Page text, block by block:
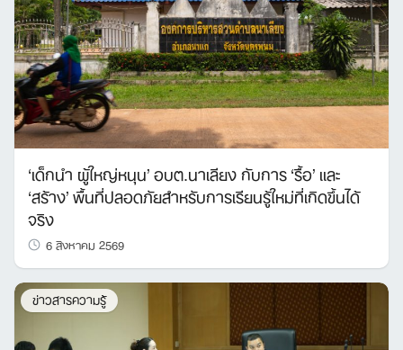
‘เด็กนำ ผู้ใหญ่หนุน’ อบต.นาเลียง กับการ ‘รื้อ’ และ
‘สร้าง’ พื้นที่ปลอดภัยสำหรับการเรียนรู้ใหม่ที่เกิดขึ้นได้
จริง
6 สิงหาคม 2569
ข่าวสารความรู้